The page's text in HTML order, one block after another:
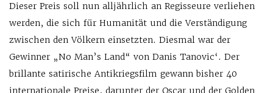
Dieser Preis soll nun alljährlich an Regisseure verliehen
werden, die sich für Humanität und die Verständigung
zwischen den Völkern einsetzten. Diesmal war der
Gewinner „No Man’s Land“ von Danis Tanovic‘. Der
brillante satirische Antikriegsfilm gewann bisher 40
internationale Preise, darunter der Oscar und der Golden